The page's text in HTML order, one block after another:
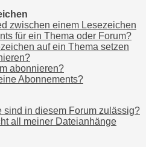
zwischen einem Lesezeichen
für ein Thema oder Forum?
auf ein Thema setzen
abonnieren?
Abonnements?
sind in diesem Forum zulässig?
all meiner Dateianhänge